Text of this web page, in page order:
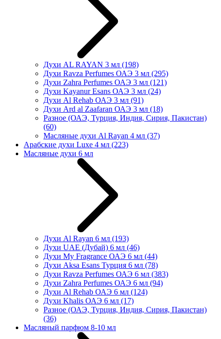
Духи AL RAYAN 3 мл (198)
Духи Ravza Perfumes ОАЭ 3 мл (295)
Духи Zahra Perfumes ОАЭ 3 мл (121)
Духи Kayanur Esans ОАЭ 3 мл (24)
Духи Al Rehab ОАЭ 3 мл (91)
Духи Ard al Zaafaran ОАЭ 3 мл (18)
Разное (ОАЭ, Турция, Индия, Сирия, Пакистан)
(60)
Масляные духи Al Rayan 4 мл (37)
Арабские духи Luxe 4 мл (223)
Масляные духи 6 мл
Духи Al Rayan 6 мл (193)
Духи UAE (Дубай) 6 мл (46)
Духи My Fragrance ОАЭ 6 мл (44)
Духи Aksa Esans Турция 6 мл (78)
Духи Ravza Perfumes ОАЭ 6 мл (383)
Духи Zahra Perfumes ОАЭ 6 мл (94)
Духи Al Rehab ОАЭ 6 мл (124)
Духи Khalis ОАЭ 6 мл (17)
Разное (ОАЭ, Турция, Индия, Сирия, Пакистан)
(36)
Масляный парфюм 8-10 мл